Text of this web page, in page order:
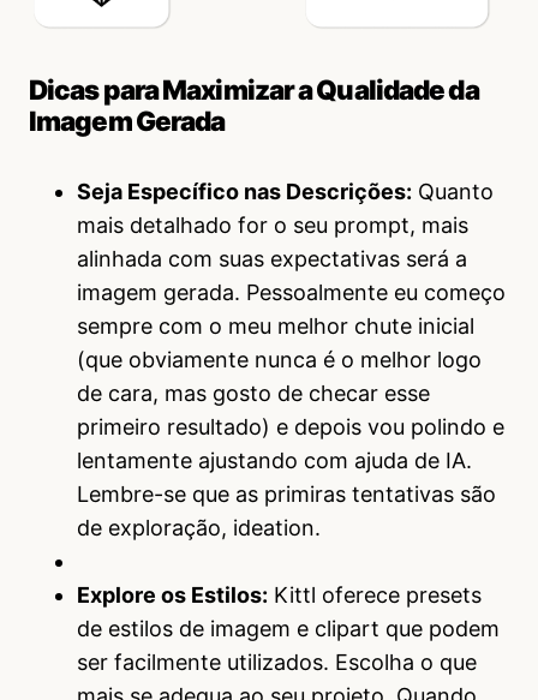
Dicas para Maximizar a Qualidade da
Imagem Gerada
Seja Específico nas Descrições: Quanto
mais detalhado for o seu prompt, mais
alinhada com suas expectativas será a
imagem gerada. Pessoalmente eu começo
sempre com o meu melhor chute inicial
(que obviamente nunca é o melhor logo
de cara, mas gosto de checar esse
primeiro resultado) e depois vou polindo e
lentamente ajustando com ajuda de IA.
Lembre-se que as primiras tentativas são
de exploração, ideation.
Explore os Estilos: Kittl oferece presets
de estilos de imagem e clipart que podem
ser facilmente utilizados. Escolha o que